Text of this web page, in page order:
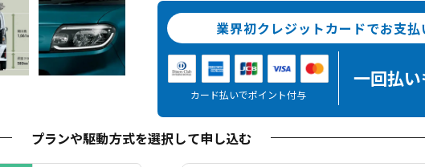
業界初クレジットカードでお支払
カード払いでポイント付与
一回払い
プランや駆動方式を選択して申し込む